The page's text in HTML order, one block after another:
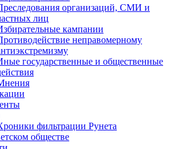
организаций, СМИ и
лиц
кампании
неправомерному
государственные и общественные
фильтрации Рунета
обществе